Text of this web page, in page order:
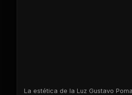
La estética de la Luz Gustavo